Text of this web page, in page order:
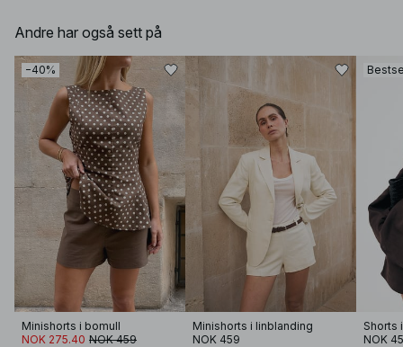
Andre har også sett på
−40%
Minishorts i bomull
NOK 275.40 NOK 459
Minishorts i linblanding
NOK 459
Shorts
NOK